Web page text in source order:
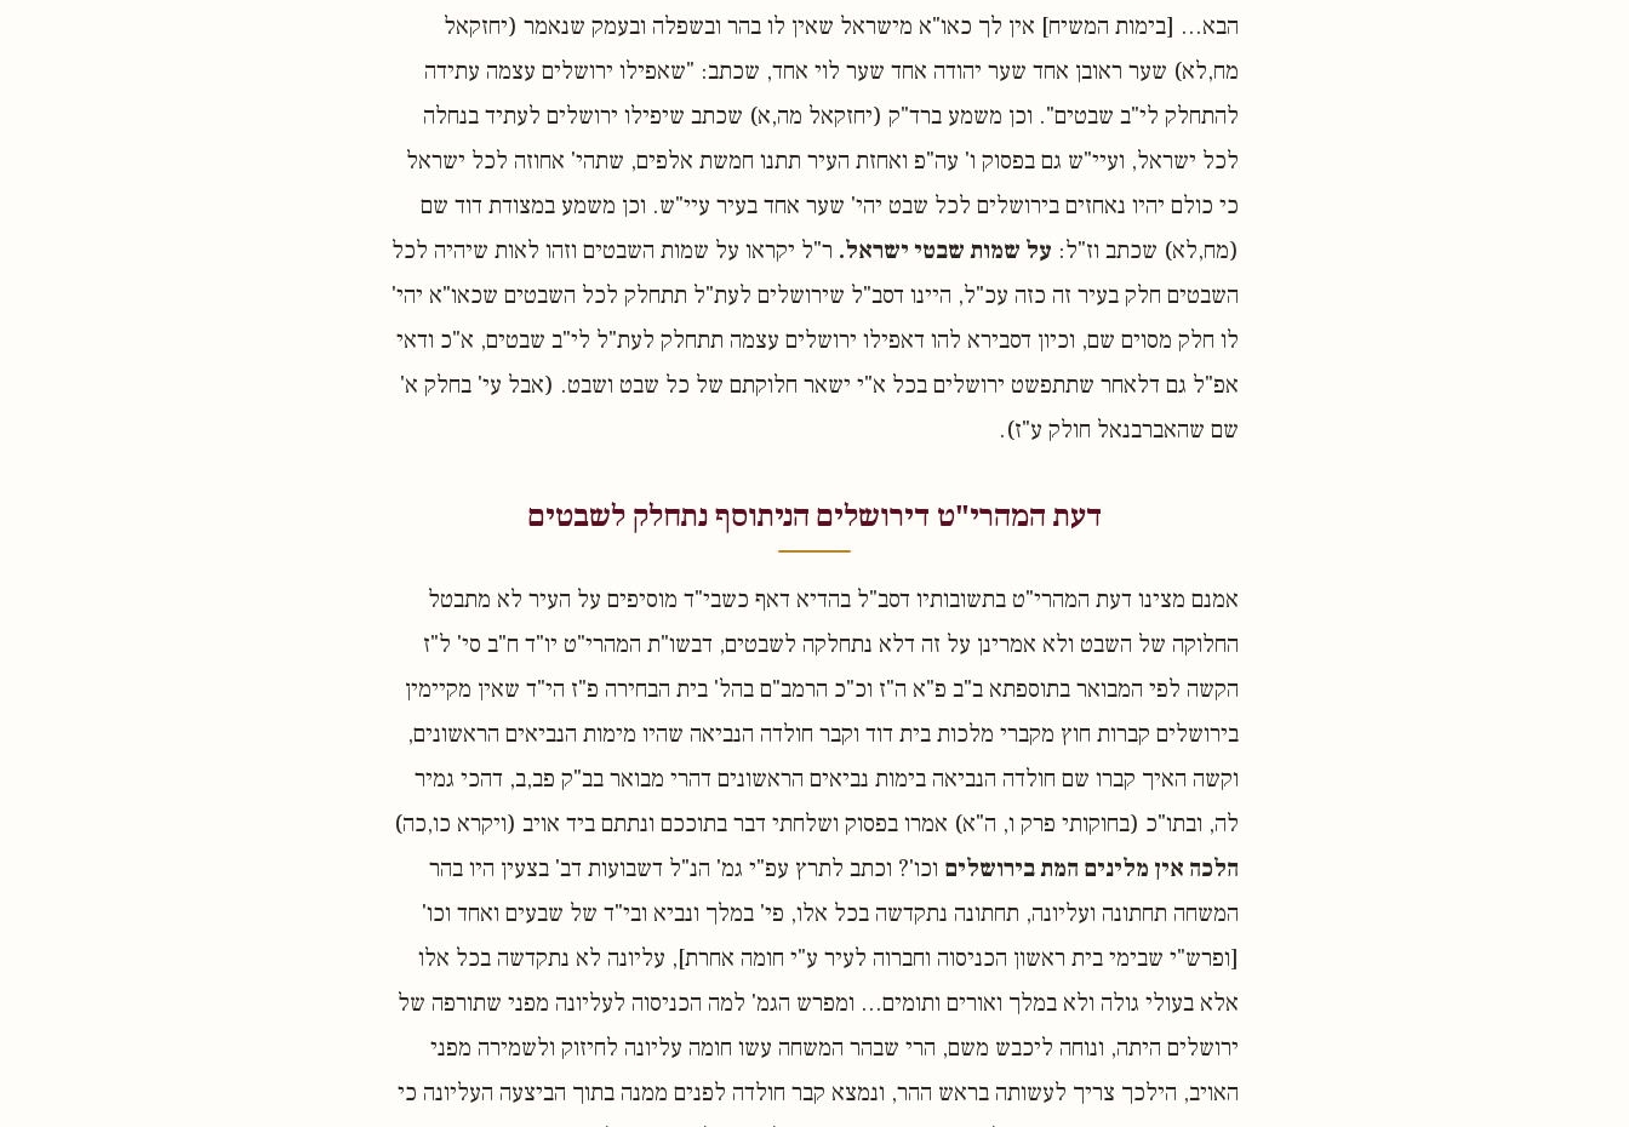
הבא... [בימות המשיח] אין לך כאו"א מישראל שאין לו בהר ובשפלה ובעמק שנאמר (יחזקאל
מח,לא) שער ראובן אחד שער יהודה אחד שער לוי אחד, שכתב: "שאפילו ירושלים עצמה עתידה
להתחלק לי"ב שבטים". וכן משמע ברד"ק (יחזקאל מה,א) שכתב שיפילו ירושלים לעתיד בנחלה
לכל ישראל, ועיי"ש גם בפסוק ו' עה"פ ואחזת העיר תתנו חמשת אלפים, שתהי' אחוזה לכל ישראל
כי כולם יהיו נאחזים בירושלים לכל שבט יהי' שער אחד בעיר עיי"ש. וכן משמע במצודת דוד שם
(מח,לא) שכתב וז"ל: על שמות שבטי ישראל. ר"ל יקראו על שמות השבטים וזהו לאות שיהיה לכל
השבטים חלק בעיר זה כזה עכ"ל, היינו דסב"ל שירושלים לעת"ל תתחלק לכל השבטים שכאו"א יהי'
לו חלק מסוים שם, וכיון דסבירא להו דאפילו ירושלים עצמה תתחלק לעת"ל לי"ב שבטים, א"כ ודאי
אפ"ל גם דלאחר שתתפשט ירושלים בכל א"י ישאר חלוקתם של כל שבט ושבט. (אבל עי' בחלק א'
שם שהאברבנאל חולק ע"ז).
דעת המהרי"ט דירושלים הניתוסף נתחלק לשבטים
אמנם מצינו דעת המהרי"ט בתשובותיו דסב"ל בהדיא דאף כשבי"ד מוסיפים על העיר לא מתבטל
החלוקה של השבט ולא אמרינן על זה דלא נתחלקה לשבטים, דבשו"ת המהרי"ט יו"ד ח"ב סי' ל"ז
הקשה לפי המבואר בתוספתא ב"ב פ"א ה"ז וכ"כ הרמב"ם בהל' בית הבחירה פ"ז הי"ד שאין מקיימין
בירושלים קברות חוץ מקברי מלכות בית דוד וקבר חולדה הנביאה שהיו מימות הנביאים הראשונים,
וקשה האיך קברו שם חולדה הנביאה בימות נביאים הראשונים דהרי מבואר בב"ק פב,ב, דהכי גמיר
לה, ובתו"כ (בחוקותי פרק ו, ה"א) אמרו בפסוק ושלחתי דבר בתוככם ונתתם ביד אויב (ויקרא כו,כה)
הלכה אין מלינים המת בירושלים וכו'? וכתב לתרץ עפ"י גמ' הנ"ל דשבועות דב' בצעין היו בהר
המשחה תחתונה ועליונה, תחתונה נתקדשה בכל אלו, פי' במלך ונביא ובי"ד של שבעים ואחד וכו'
[ופרש"י שבימי בית ראשון הכניסוה וחברוה לעיר ע"י חומה אחרת], עליונה לא נתקדשה בכל אלו
אלא בעולי גולה ולא במלך ואורים ותומים... ומפרש הגמ' למה הכניסוה לעליונה מפני שתורפה של
ירושלים היתה, ונוחה ליכבש משם, הרי שבהר המשחה עשו חומה עליונה לחיזוק ולשמירה מפני
האויב, הילכך צריך לעשותה בראש ההר, ונמצא קבר חולדה לפנים ממנה בתוך הביצעה העליונה כי